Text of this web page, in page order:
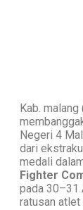
Kab.
Negeri 4
dari
medali
Fighter
pada 30–31
ratusan